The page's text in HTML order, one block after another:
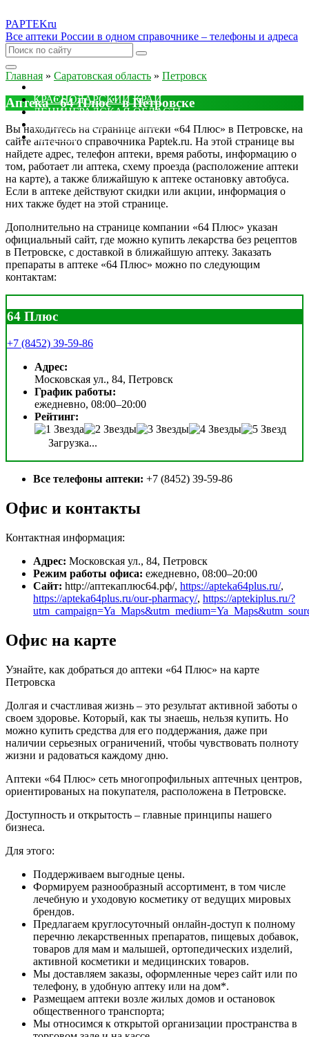
PAPTEKru
Все аптеки России в одном справочнике – телефоны и адреса
КРАСНОДАРСКИЙ КРАЙ
ЛЕНИНГРАДСКАЯ ОБЛАСТЬ
ДРУГИЕ
Главная » Саратовская область » Петровск
Аптека "64 Плюс" в Петровске
Вы находитесь на странице аптеки «64 Плюс» в Петровске, на
сайте аптечного справочника Paptek.ru. На этой странице вы
найдете адрес, телефон аптеки, время работы, информацию о
том, работает ли аптека, схему проезда (расположение аптеки
на карте), а также ближайшую к аптеке остановку автобуса.
Если в аптеке действуют скидки или акции, информация о
них также будет на этой странице.
Дополнительно на странице компании «64 Плюс» указан
официальный сайт, где можно купить лекарства без рецептов
в Петровске, с доставкой в ближайшую аптеку. Заказать
препараты в аптеке «64 Плюс» можно по следующим
контактам:
64 Плюс
+7 (8452) 39-59-86
Адрес:
Московская ул., 84, Петровск
График работы:
ежедневно, 08:00–20:00
Рейтинг:
Загрузка...
Все телефоны аптеки: +7 (8452) 39-59-86
Офис и контакты
Контактная информация:
Адрес: Московская ул., 84, Петровск
Режим работы офиса: ежедневно, 08:00–20:00
Сайт: http://аптекаплюс64.рф/, https://apteka64plus.ru/,
https://apteka64plus.ru/our-pharmacy/, https://aptekiplus.ru/?
Офис на карте
Узнайте, как добраться до аптеки «64 Плюс» на карте
Петровска
Долгая и счастливая жизнь – это результат активной заботы о
своем здоровье. Который, как ты знаешь, нельзя купить. Но
можно купить средства для его поддержания, даже при
наличии серьезных ограничений, чтобы чувствовать полноту
жизни и радоваться каждому дню.
Аптеки «64 Плюс» сеть многопрофильных аптечных центров,
ориентированых на покупателя, расположена в Петровске.
Доступность и открытость – главные принципы нашего
бизнеса.
Для этого:
Поддерживаем выгодные цены.
Формируем разнообразный ассортимент, в том числе
лечебную и уходовую косметику от ведущих мировых
брендов.
Предлагаем круглосуточный онлайн-доступ к полному
перечню лекарственных препаратов, пищевых добавок,
товаров для мам и малышей, ортопедических изделий,
активной косметики и медицинских товаров.
Мы доставляем заказы, оформленные через сайт или по
телефону, в удобную аптеку или на дом*.
Размещаем аптеки возле жилых домов и остановок
общественного транспорта;
Мы относимся к открытой организации пространства в